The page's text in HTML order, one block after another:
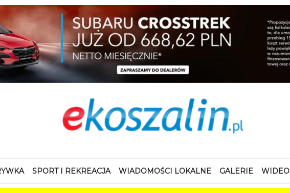
SPORT I REKREACJA WIADOMOŚCI LOKALNE GALERIE WIDEO